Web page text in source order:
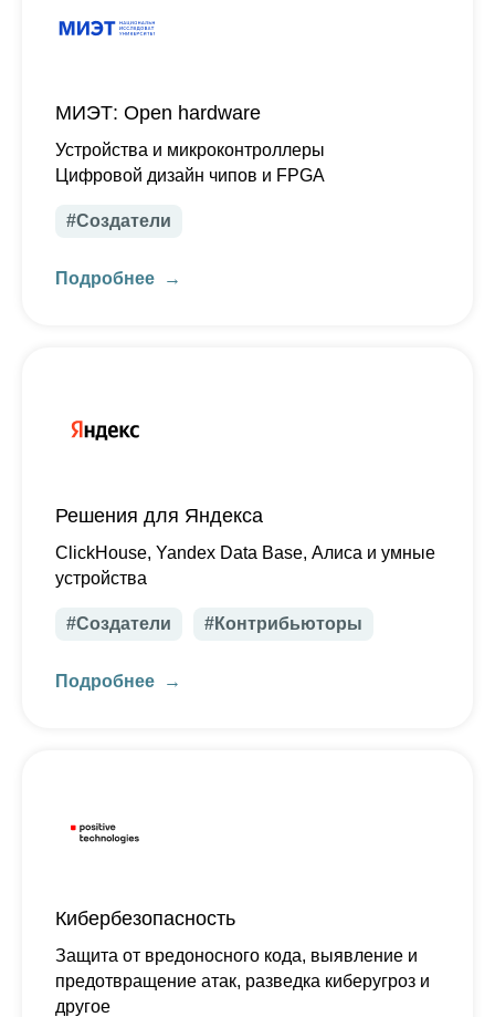
МИЭТ: Open hardware
Устройства и микроконтроллеры
Цифровой дизайн чипов и FPGA
#Создатели
Подробнее
Решения для Яндекса
ClickHouse, Yandex Data Base, Алиса и умные
устройства
#Создатели #Контрибьюторы
Подробнее
Кибербезопасность
Защита от вредоносного кода, выявление и
предотвращение атак, разведка киберугроз и
другое